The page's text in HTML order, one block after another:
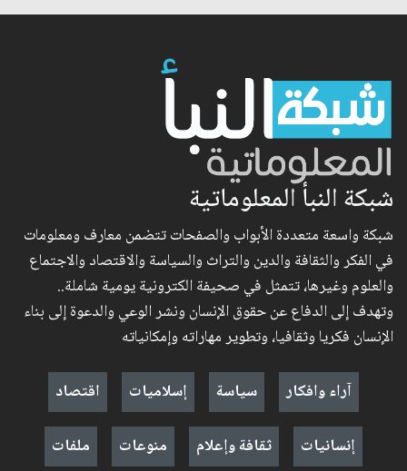
شبكة النبأ المعلوماتية
شبكة واسعة متعددة الأبواب والصفحات تتضمن معارف ومعلومات
في الفكر والثقافة والدين والتراث والسياسة والاقتصاد والاجتماع
والعلوم وغيرها، تتمثل في صحيفة الكترونية يومية شاملة..
وتهدف إلى الدفاع عن حقوق الإنسان ونشر الوعي والدعوة إلى بناء
الإنسان فكريا وثقافيا، وتطوير مهاراته وإمكانياته
آراء وافكار
سياسة إسلاميات
اقتصاد
إنسانيات
ثقافة وإعلام منوعات ملفات